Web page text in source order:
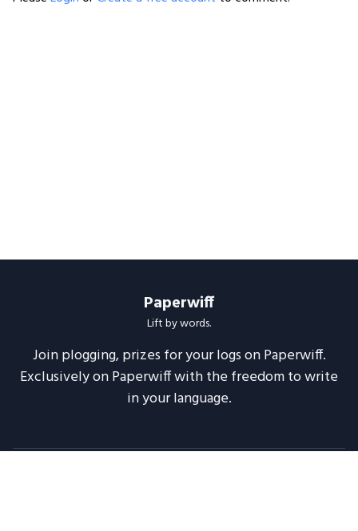
Paperwiff
Lift by words.
Join plogging, prizes for your logs on Paperwiff.
Exclusively on Paperwiff with the freedom to write
in your language.